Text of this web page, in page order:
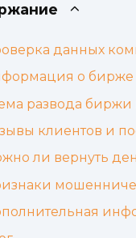
данных
о бирже
развода
клиентов и
ли вернуть